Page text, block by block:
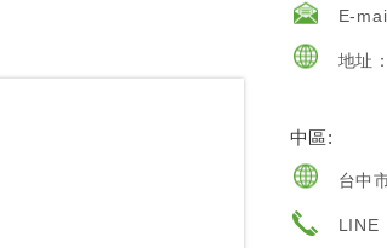
E-
地址
中區:
台中
LINE